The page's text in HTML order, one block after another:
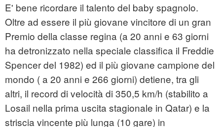
E' bene ricordare il talento del baby spagnolo.
Oltre ad essere il più giovane vincitore di un gran
Premio della classe regina (a 20 anni e 63 giorni
ha detronizzato nella speciale classifica il Freddie
Spencer del 1982) ed il più giovane campione del
mondo ( a 20 anni e 266 giorni) detiene, tra gli
altri, il record di velocità di 350,5 km/h (stabilito a
Losail nella prima uscita stagionale in Qatar) e la
striscia vincente più lunga (10 gare) in